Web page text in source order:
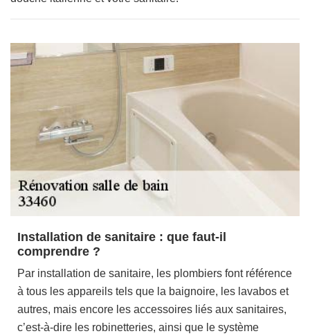
Installation de sanitaire : que faut-il
comprendre ?
Par installation de sanitaire, les plombiers font référence
à tous les appareils tels que la baignoire, les lavabos et
autres, mais encore les accessoires liés aux sanitaires,
c’est-à-dire les robinetteries, ainsi que le système